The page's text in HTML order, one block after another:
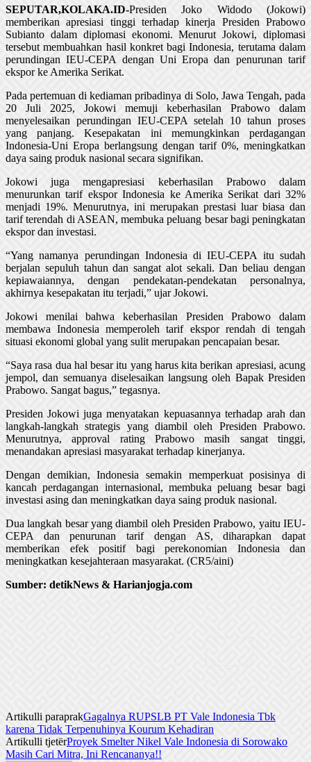
SEPUTAR,KOLAKA.ID-Presiden Joko Widodo (Jokowi)
memberikan apresiasi tinggi terhadap kinerja Presiden Prabowo
Subianto dalam diplomasi ekonomi. Menurut Jokowi, diplomasi
tersebut membuahkan hasil konkret bagi Indonesia, terutama dalam
perundingan IEU-CEPA dengan Uni Eropa dan penurunan tarif
ekspor ke Amerika Serikat.
Pada pertemuan di kediaman pribadinya di Solo, Jawa Tengah, pada
20 Juli 2025, Jokowi memuji keberhasilan Prabowo dalam
menyelesaikan perundingan IEU-CEPA setelah 10 tahun proses
yang panjang. Kesepakatan ini memungkinkan perdagangan
Indonesia-Uni Eropa berlangsung dengan tarif 0%, meningkatkan
daya saing produk nasional secara signifikan.
Jokowi juga mengapresiasi keberhasilan Prabowo dalam
menurunkan tarif ekspor Indonesia ke Amerika Serikat dari 32%
menjadi 19%. Menurutnya, ini merupakan prestasi luar biasa dan
tarif terendah di ASEAN, membuka peluang besar bagi peningkatan
ekspor dan investasi.
“Yang namanya perundingan Indonesia di IEU-CEPA itu sudah
berjalan sepuluh tahun dan sangat alot sekali. Dan beliau dengan
kepiawaiannya, dengan pendekatan-pendekatan personalnya,
akhirnya kesepakatan itu terjadi,” ujar Jokowi.
Jokowi menilai bahwa keberhasilan Presiden Prabowo dalam
membawa Indonesia memperoleh tarif ekspor rendah di tengah
situasi ekonomi global yang sulit merupakan pencapaian besar.
“Saya rasa dua hal besar itu yang harus kita berikan apresiasi, acung
jempol, dan semuanya diselesaikan langsung oleh Bapak Presiden
Prabowo. Sangat bagus,” tegasnya.
Presiden Jokowi juga menyatakan kepuasannya terhadap arah dan
langkah-langkah strategis yang diambil oleh Presiden Prabowo.
Menurutnya, approval rating Prabowo masih sangat tinggi,
menandakan apresiasi masyarakat terhadap kinerjanya.
Dengan demikian, Indonesia semakin memperkuat posisinya di
kancah perdagangan internasional, membuka peluang besar bagi
investasi asing dan meningkatkan daya saing produk nasional.
Dua langkah besar yang diambil oleh Presiden Prabowo, yaitu IEU-
CEPA dan penurunan tarif dengan AS, diharapkan dapat
memberikan efek positif bagi perekonomian Indonesia dan
meningkatkan kesejahteraan masyarakat. (CR5/aini)
Sumber: detikNews & Harianjogja.com
Artikulli paraprakGagalnya RUPSLB PT Vale Indonesia Tbk
karena Tidak Terpenuhinya Kourum Kehadiran
Artikulli tjetërProyek Smelter Nikel Vale Indonesia di Sorowako
Masih Cari Mitra, Ini Rencananya!!